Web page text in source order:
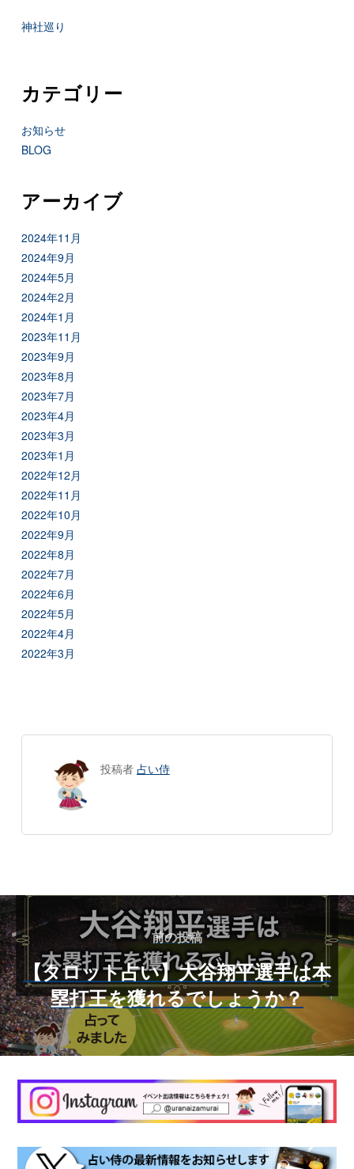
神社巡り
カテゴリー
お知らせ
BLOG
アーカイブ
2024年11月
2024年9月
2024年5月
2024年2月
2024年1月
2023年11月
2023年9月
2023年8月
2023年7月
2023年4月
2023年3月
2023年1月
2022年12月
2022年11月
2022年10月
2022年9月
2022年8月
2022年7月
2022年6月
2022年5月
2022年4月
2022年3月
投稿者 占い侍
前の投稿
【タロット占い】大谷翔平選手は本
塁打王を獲れるでしょうか？